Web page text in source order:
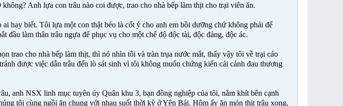
Anh lựa con trâu nào coi được, trao cho nhà bếp làm thịt cho trại viên ăn.
hay biết. Tôi lựa một con thật béo là cốt ý cho anh em bồi dưỡng chứ không phải để
đầu làm thân trâu ngựa để phục vụ cho một chế độ độc tài, độc đảng, độc ác.
trao cho nhà bếp làm thịt, thì nó nhìn tôi và tràn trụa nước mắt, thấy vậy tôi về trại cáo
được việc dẫn trâu đến lò sát sinh vì tôi không muốn chứng kiến cái cảnh đau thương
anh NSX linh mục tuyên úy Quân khu 3, bạn đồng nghiệp của tôi, nằm khít bên cạnh
tôi cùng ngồi ăn chung với nhau suốt thời kỳ ở Yên Bái. Hôm ấy ăn món thịt trâu xong,